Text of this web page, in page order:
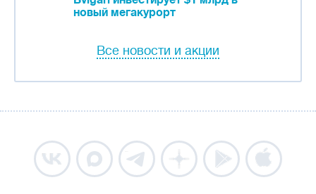
новый мегакурорт
Все новости и акции